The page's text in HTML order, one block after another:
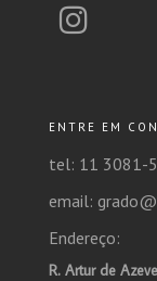
ENTRE EM
tel: 11 3081-
email:
Endereço:
R. Artur de